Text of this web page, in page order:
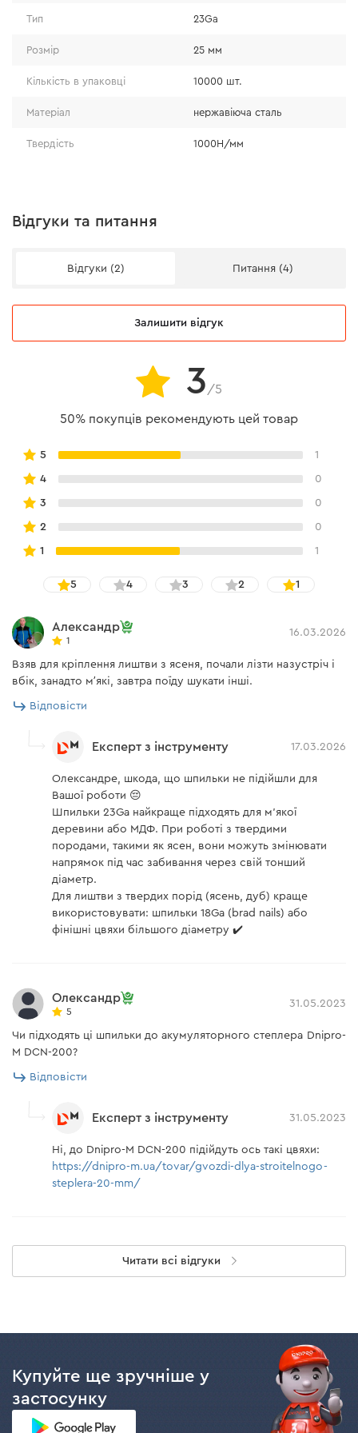
Тип 23Ga
Розмір 25 мм
Кількість в упаковці 10000 шт.
Матеріал нержавіюча сталь
Твердість 1000Н/мм
Відгуки та питання
Відгуки (2) Питання (4)
Залишити відгук
3 /5
50% покупців рекомендують цей товар
5 1
4 0
3 0
2 0
1 1
5 4 3 2 1
Александр
1
16.03.2026
Взяв для кріплення лиштви з ясеня, почали лізти назустріч і
вбік, занадто мʼякі, завтра поїду шукати інші.
Відповісти
Експерт з інструменту 17.03.2026
Олександре, шкода, що шпильки не підійшли для
Вашої роботи 😔
Шпильки 23Ga найкраще підходять для м’якої
деревини або МДФ. При роботі з твердими
породами, такими як ясен, вони можуть змінювати
напрямок під час забивання через свій тонший
діаметр.
Для лиштви з твердих порід (ясень, дуб) краще
використовувати: шпильки 18Ga (brad nails) або
фінішні цвяхи більшого діаметру ✔️
Олександр
5
31.05.2023
Чи підходять ці шпильки до акумуляторного степлера Dnipro-
M DCN-200?
Відповісти
Експерт з інструменту 31.05.2023
Ні, до Dnipro-M DCN-200 підійдуть ось такі цвяхи:
https://dnipro-m.ua/tovar/gvozdi-dlya-stroitelnogo-
steplera-20-mm/
Читати всі відгуки
Купуйте ще зручніше у
застосунку